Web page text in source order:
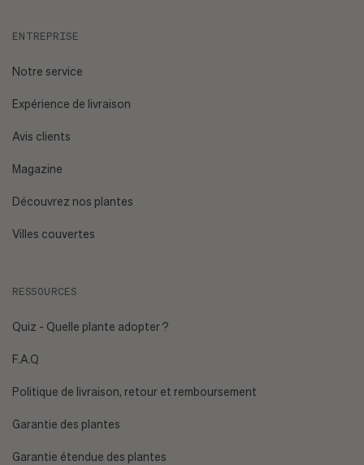
niveau de luminosité de mon espace ?
Ai-je des animaux de compagnie ou un enfant en bas âge
ENTREPRISE
Notre service
Expérience de livraison
Avis clients
Magazine
Découvrez nos plantes
Villes couvertes
RESSOURCES
Quiz - Quelle plante adopter ?
F.A.Q
Politique de livraison, retour et remboursement
Garantie des plantes
Garantie étendue des plantes